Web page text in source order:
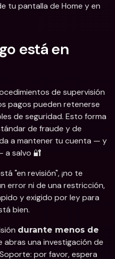
tu pantalla de Home y en
está en
de supervisión
pagos pueden retenerse
de seguridad. Esto forma
de fraude y de
a mantener tu cuenta — y
a salvo 🔐
"en revisión", ¡no te
error ni de una restricción,
y exigido por ley para
bien.
durante menos de
abras una investigación de
por favor, espera